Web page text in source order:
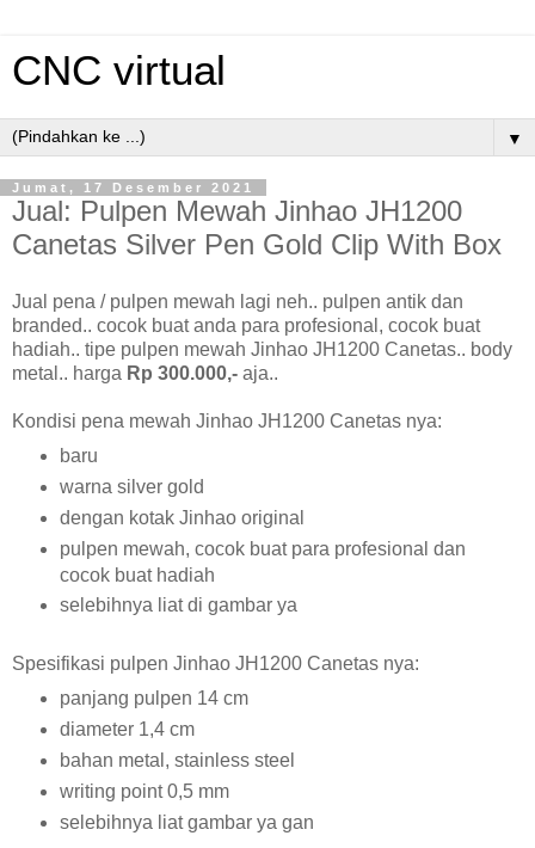
CNC virtual
▼
Jumat, 17 Desember 2021
Jual: Pulpen Mewah Jinhao JH1200
Canetas Silver Pen Gold Clip With Box
Jual pena / pulpen mewah lagi neh.. pulpen antik dan
branded.. cocok buat anda para profesional, cocok buat
hadiah.. tipe pulpen mewah Jinhao JH1200 Canetas.. body
metal.. harga Rp 300.000,- aja..
Kondisi pena mewah Jinhao JH1200 Canetas nya:
baru
warna silver gold
dengan kotak Jinhao original
pulpen mewah, cocok buat para profesional dan
cocok buat hadiah
selebihnya liat di gambar ya
Spesifikasi pulpen Jinhao JH1200 Canetas nya:
panjang pulpen 14 cm
diameter 1,4 cm
bahan metal, stainless steel
writing point 0,5 mm
selebihnya liat gambar ya gan